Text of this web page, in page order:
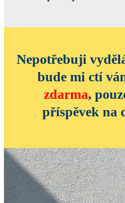
Nepotřebuji
bude mi ctí
zdarma,
příspěvek na